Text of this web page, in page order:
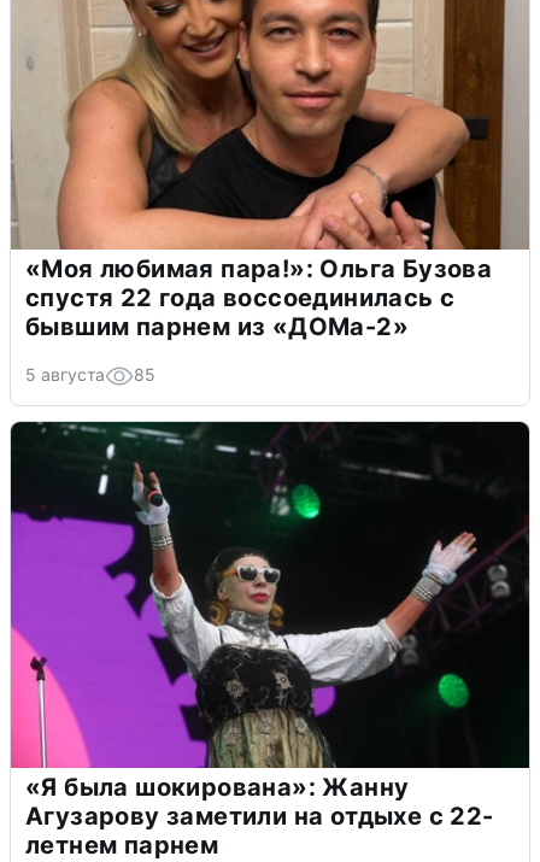
«Моя любимая пара!»: Ольга Бузова
спустя 22 года воссоединилась с
бывшим парнем из «ДОМа-2»
5 августа 85
«Я была шокирована»: Жанну
Агузарову заметили на отдыхе с 22-
летнем парнем